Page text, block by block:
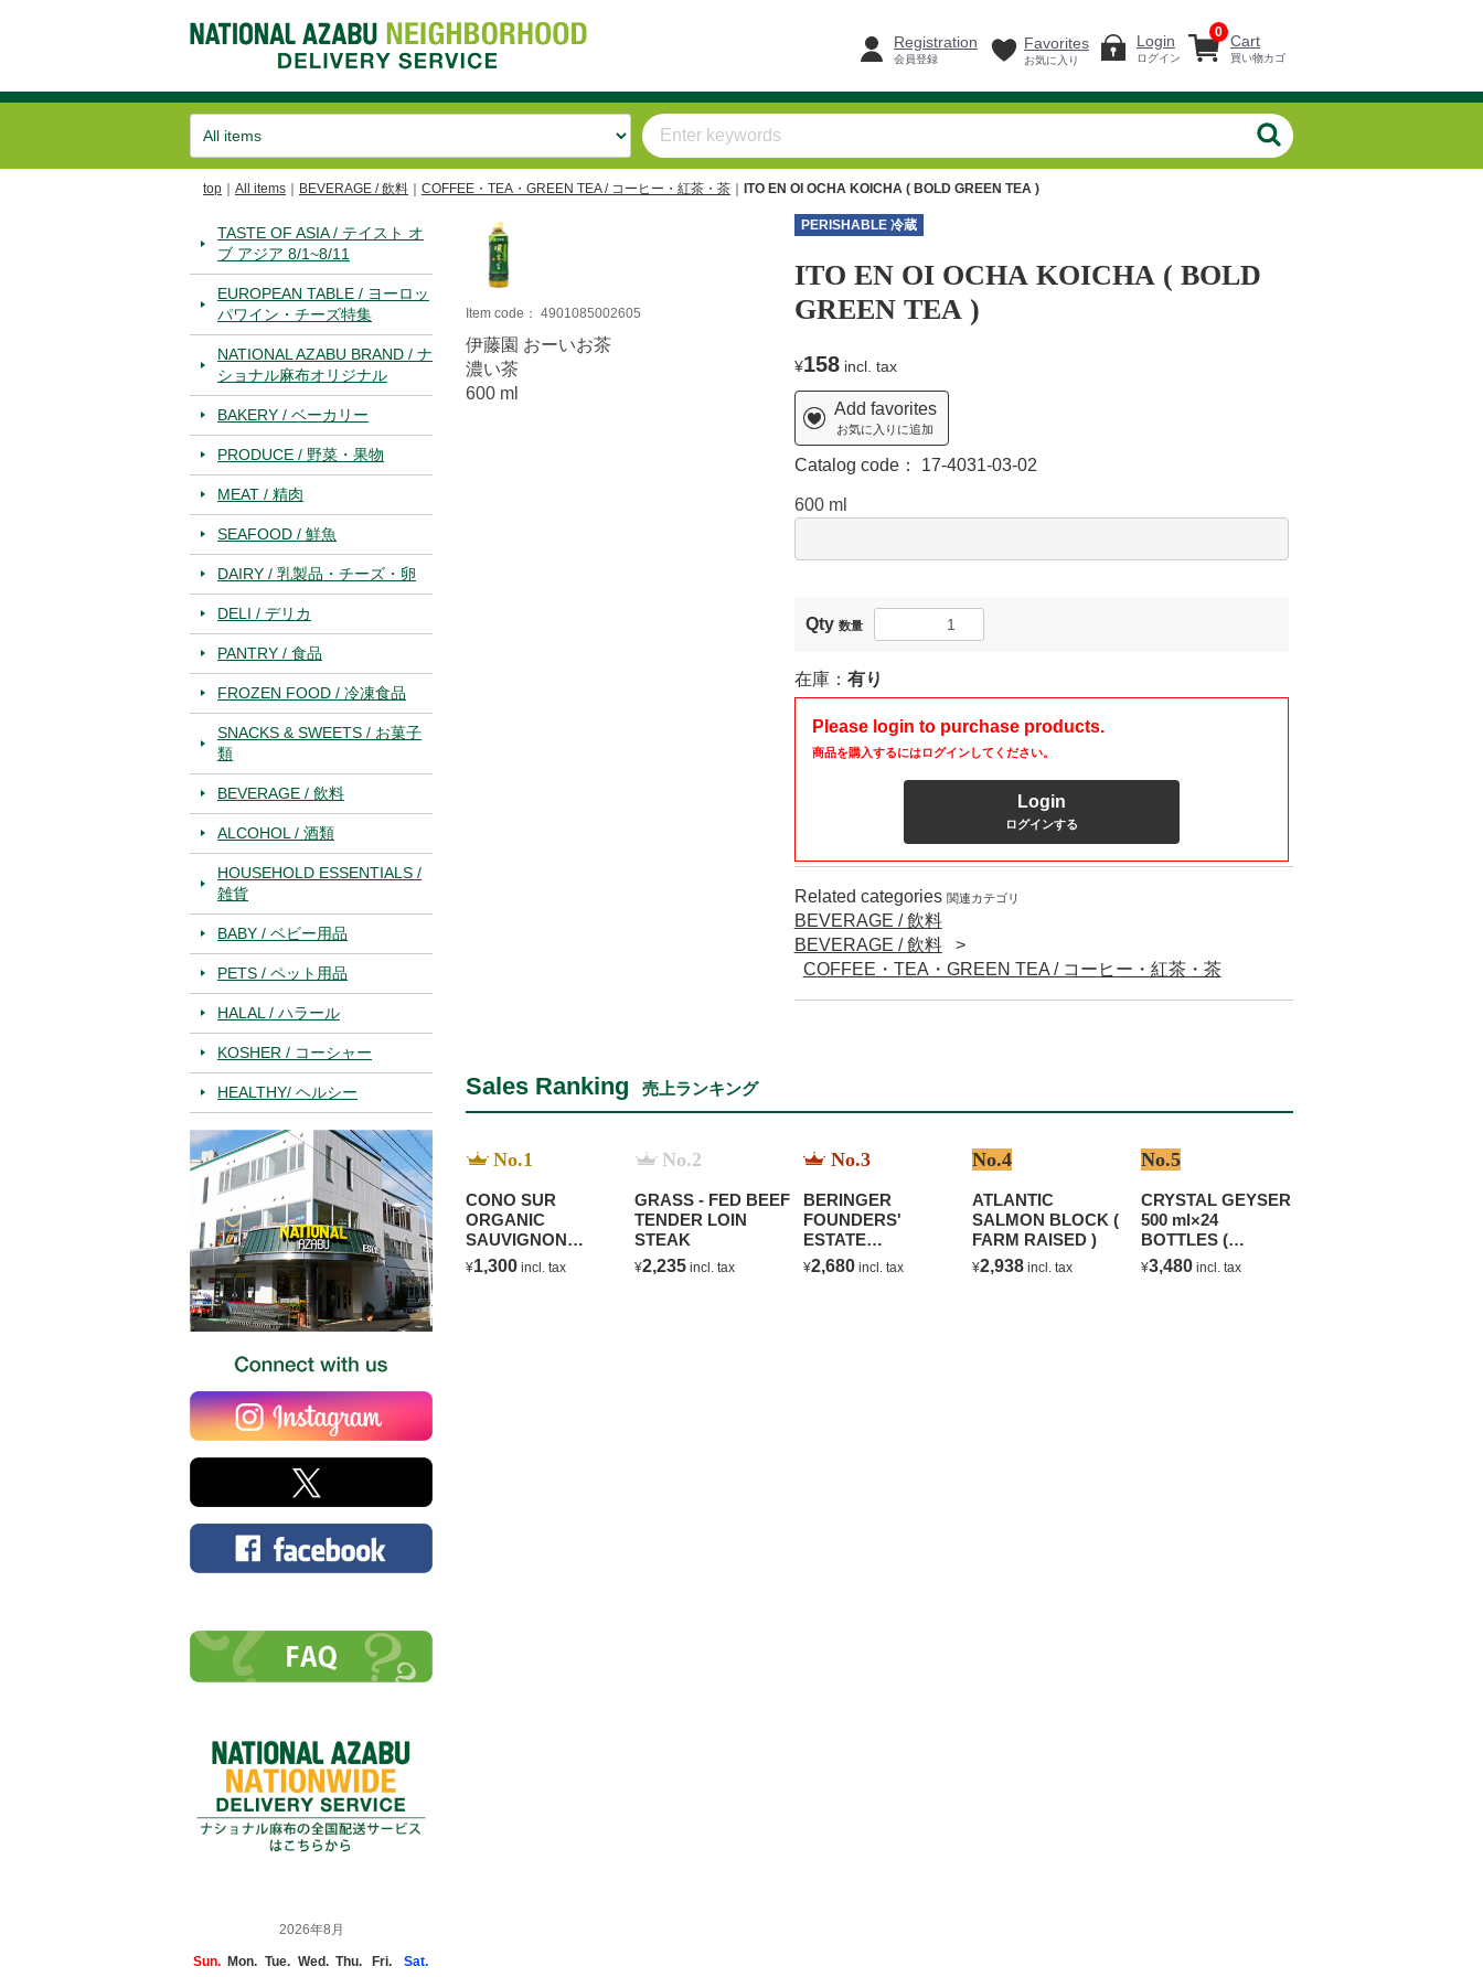
Cart
買い物カゴ
0
Registration
会員登録
Favorites
お気に入り
Login
ログイン
top All items BEVERAGE / 飲料 COFFEE・TEA・GREEN TEA / コーヒー・紅茶・茶 ITO EN OI OCHA KOICHA ( BOLD GREEN TEA )
TASTE OF ASIA / テイスト オ
ブ アジア 8/1~8/11
EUROPEAN TABLE / ヨーロッ
パワイン・チーズ特集
NATIONAL AZABU BRAND / ナ
ショナル麻布オリジナル
BAKERY / ベーカリー
PRODUCE / 野菜・果物
MEAT / 精肉
SEAFOOD / 鮮魚
DAIRY / 乳製品・チーズ・卵
DELI / デリカ
PANTRY / 食品
FROZEN FOOD / 冷凍食品
SNACKS & SWEETS / お菓子
類
BEVERAGE / 飲料
ALCOHOL / 酒類
HOUSEHOLD ESSENTIALS /
雑貨
BABY / ベビー用品
PETS / ペット用品
HALAL / ハラール
KOSHER / コーシャー
HEALTHY/ ヘルシー
2026年8月
Sun. Mon. Tue. Wed. Thu. Fri.
Sat.
PERISHABLE 冷蔵
ITO EN OI OCHA KOICHA ( BOLD
GREEN TEA )
¥158incl. tax
Add favorites
お気に入りに追加
Catalog code： 17-4031-03-02
600 ml
Qty 数量
在庫： 有り
Please login to purchase products.
商品を購入するにはログインしてください。
Login
ログインする
Item code： 4901085002605
伊藤園 おーいお茶
濃い茶
600 ml
Related categories 関連カテゴリ
BEVERAGE / 飲料
BEVERAGE / 飲料
COFFEE・TEA・GREEN TEA / コーヒー・紅茶・茶
Sales Ranking 売上ランキング
No.1
CONO SUR
ORGANIC
SAUVIGNON
BLANC
¥1,300 incl. tax
No.2
GRASS - FED BEEF
TENDER LOIN
STEAK
¥2,235 incl. tax
No.3
BERINGER
FOUNDERS'
ESTATE
CHARDONNAY
¥2,680 incl. tax
No.4
ATLANTIC
SALMON BLOCK (
FARM RAISED )
¥2,938 incl. tax
No.5
CRYSTAL GEYSER
500 ml×24
BOTTLES (
NATURAL
MINERAL WATER )
¥3,480 incl. tax